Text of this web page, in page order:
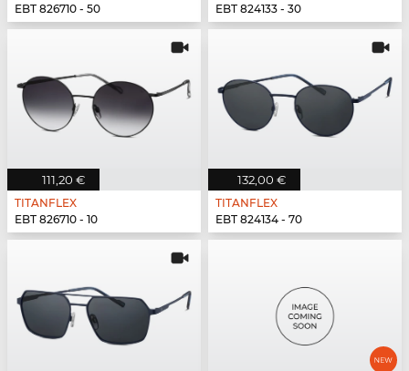
EBT 826710 - 50
EBT 824133 - 30
111,20 €
TITANFLEX
EBT 826710 - 10
132,00 €
TITANFLEX
EBT 824134 - 70